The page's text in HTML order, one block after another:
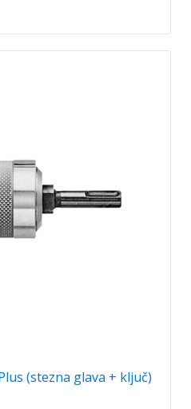
(stezna glava + ključ)